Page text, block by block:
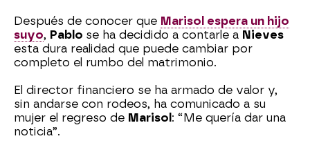
Después de conocer que Marisol espera un hijo
suyo, Pablo se ha decidido a contarle a Nieves
esta dura realidad que puede cambiar por
completo el rumbo del matrimonio.
El director financiero se ha armado de valor y,
sin andarse con rodeos, ha comunicado a su
mujer el regreso de Marisol : “Me quería dar una
noticia”.